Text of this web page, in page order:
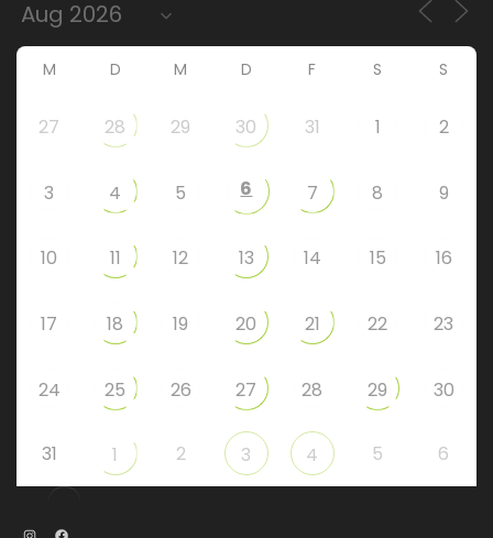
M D M D F S S
27 28 29 30 31 1 2
3 4 5 6 7 8 9
10 11 12 13 14 15 16
17 18 19 20 21 22 23
24 25 26 27 28 29 30
31 1 2 3 4 5 6